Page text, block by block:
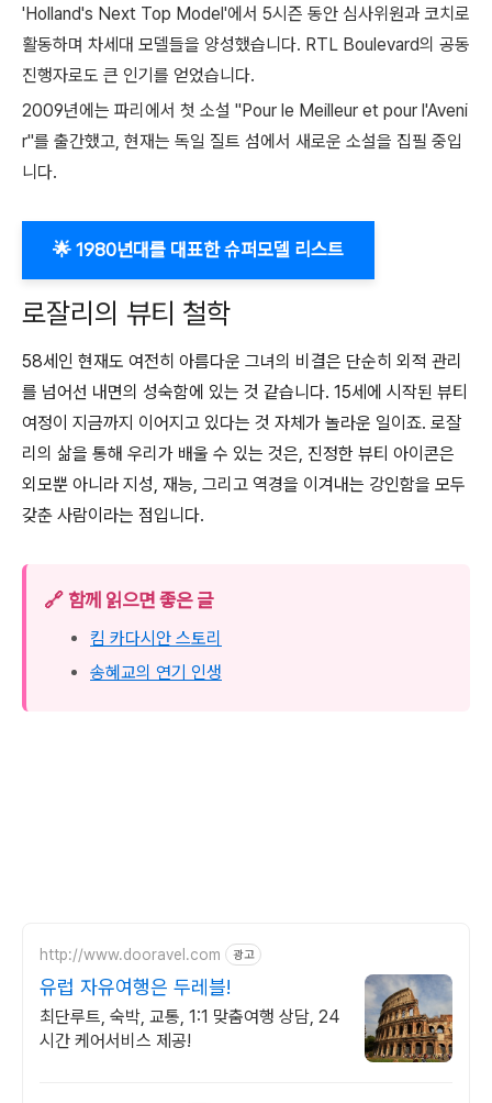
'Holland's Next Top Model'에서 5시즌 동안 심사위원과 코치로
활동하며 차세대 모델들을 양성했습니다. RTL Boulevard의 공동
진행자로도 큰 인기를 얻었습니다.
2009년에는 파리에서 첫 소설 "Pour le Meilleur et pour l'Aveni
r"를 출간했고, 현재는 독일 질트 섬에서 새로운 소설을 집필 중입
니다.
🌟 1980년대를 대표한 슈퍼모델 리스트
로잘리의 뷰티 철학
58세인 현재도 여전히 아름다운 그녀의 비결은 단순히 외적 관리
를 넘어선 내면의 성숙함에 있는 것 같습니다. 15세에 시작된 뷰티
여정이 지금까지 이어지고 있다는 것 자체가 놀라운 일이죠. 로잘
리의 삶을 통해 우리가 배울 수 있는 것은, 진정한 뷰티 아이콘은
외모뿐 아니라 지성, 재능, 그리고 역경을 이겨내는 강인함을 모두
갖춘 사람이라는 점입니다.
🔗 함께 읽으면 좋은 글
킴 카다시안 스토리
송혜교의 연기 인생
http://www.dooravel.com 광고
유럽 자유여행은 두레블!
최단루트, 숙박, 교통, 1:1 맞춤여행 상담, 24
시간 케어서비스 제공!